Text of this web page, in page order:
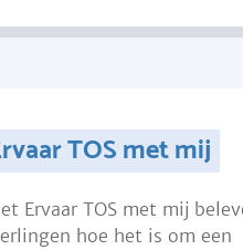
TOS met mij
Ervaar TOS met mij
hoe het is om een